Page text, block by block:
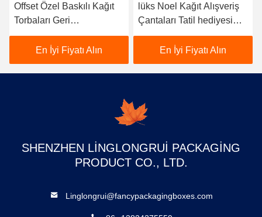
lüks Noel Kağıt Alışveriş
Çantaları Tatil hediyesi
için kaplı kağıt
En İyi Fiyatı Alın
Boutique Özel Baskılı
Kağıt Çantaları Şeritli
Halkasıyla Holografik
Alışveriş Çantası
En İyi Fiyatı Alın
SHENZHEN LINGLONGRUI PACKAGING
PRODUCT CO., LTD.
Linglongrui@fancypackagingboxes.com